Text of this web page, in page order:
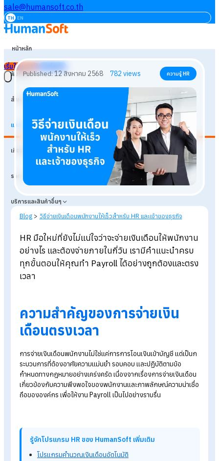
sale@humansoft.co.th
TH EN
หน้าหลัก
ฟังก์ชัน
สำหรับธุรกิจ
แหล่งเรียนรู้
เกี่ยวกับเรา
ราคา
บริการและสินค้าอื่นๆ
เริ่มใช้งานฟรี
Published:12 สิงหาคม 2568 782views ความรู้ HR
Blog > วิธีจ่ายเงินเดือนพนักงานให้เร็วสำหรับ HR และเจ้าของธุรกิจ
HR มือใหม่ที่ยังไม่แน่ใจว่าจะจ่ายเงินเดือนให้พนักง
อย่างไร และต้องจ่ายภายในกี่วัน เรามีคำแนะนำคร
ทุกขั้นตอนให้คุณทำ Payroll ได้อย่างถูกต้องและต
เวลา
เดือนตรงเวลา